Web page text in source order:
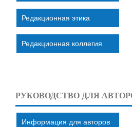
Редакционная этика
Редакционная коллегия
РУКОВОДСТВО ДЛЯ
Информация для авторов